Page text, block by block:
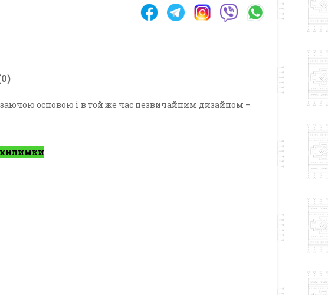
основою і в той же час незвичайним дизайном –
килимки